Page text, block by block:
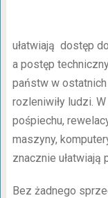
ułatwiają dostęp
a postęp
państw w ostatnich
rozleniwiły ludzi.
pośpiechu,
maszyny,
znacznie ułatwiają
Bez żadnego